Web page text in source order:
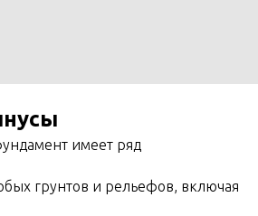
имеет ряд
грунтов и рельефов, включая